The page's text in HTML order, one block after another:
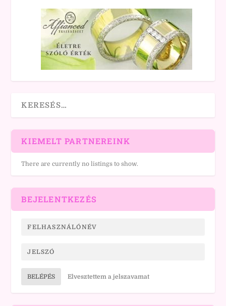
KIEMELT PARTNEREINK
There are currently no listings to show.
BEJELENTKEZÉS
BELÉPÉS Elvesztettem a jelszavamat